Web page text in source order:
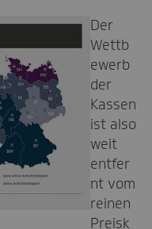
Der
Wettb
ewerb
der
Kassen
ist also
weit
entfer
nt vom
reinen
Preisk